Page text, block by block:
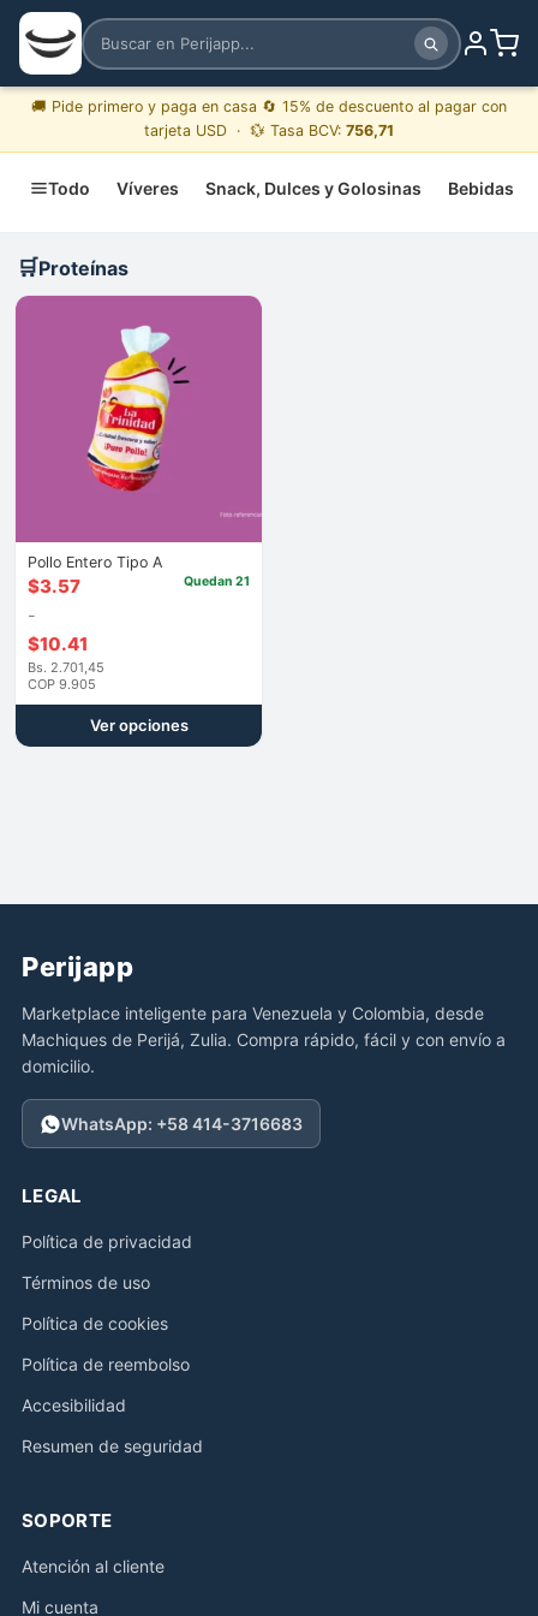
🚚 Pide primero y paga en casa 🔄 15% de descuento al pagar con
tarjeta USD · 💱 Tasa BCV: 756,71
Todo Víveres Snack, Dulces y Golosinas Bebidas
🛒Proteínas
Pollo Entero Tipo A
$3.57
-
$10.41
Rango
de
precios:
desde
$3.57
Bs. 2.701,45
COP 9.905
Quedan 21
Ver opciones
Perijapp
Marketplace inteligente para Venezuela y Colombia, desde
Machiques de Perijá, Zulia. Compra rápido, fácil y con envío a
domicilio.
WhatsApp: +58 414-3716683
LEGAL
Política de privacidad
Términos de uso
Política de cookies
Política de reembolso
Accesibilidad
Resumen de seguridad
SOPORTE
Atención al cliente
Mi cuenta